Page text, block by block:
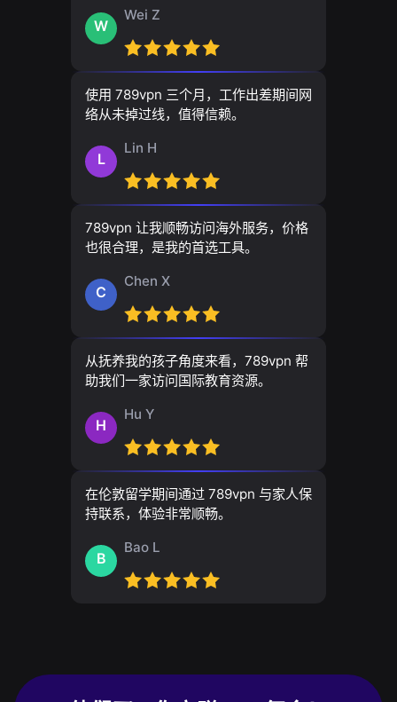
W
Wei Z
使用 789vpn 三个月，工作出差期间网
络从未掉过线，值得信赖。
L
Lin H
789vpn 让我顺畅访问海外服务，价格
也很合理，是我的首选工具。
C
Chen X
从抚养我的孩子角度来看，789vpn 帮
助我们一家访问国际教育资源。
H
Hu Y
在伦敦留学期间通过 789vpn 与家人保
持联系，体验非常顺畅。
B
Bao L